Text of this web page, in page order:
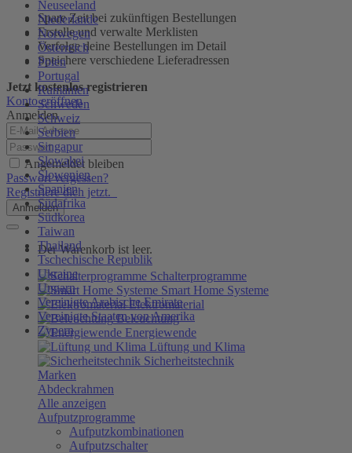
Neuseeland
Niederlande
Norwegen
Österreich
Polen
Portugal
Rumänien
Schweden
Schweiz
Serbien
Singapur
Slowakei
Slowenien
Spanien
Südafrika
Südkorea
Taiwan
Thailand
Tschechische Republik
Ukraine
Ungarn
Vereinigte Arabische Emirate
Vereinigte Staaten von Amerika
Zypern
Spare Zeit bei zukünftigen Bestellungen
Erstelle und verwalte Merklisten
Verfolge deine Bestellungen im Detail
Speichere verschiedene Lieferadressen
Jetzt kostenlos registrieren
Konto eröffnen
Anmelden
Angemeldet bleiben
Passwort vergessen?
Registriere dich jetzt.
Anmelden
Der Warenkorb ist leer.
Schalterprogramme
Smart Home Systeme
Elektromaterial
Beleuchtung
Energiewende
Lüftung und Klima
Sicherheitstechnik
Marken
Abdeckrahmen
Alle anzeigen
Aufputzprogramme
Aufputzkombinationen
Aufputzschalter